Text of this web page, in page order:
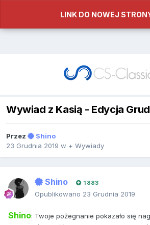
LINK DO NOWEJ
Wywiad z Kasią - Edycja
Przez
Shino
23 Grudnia 2019 w + Wywiady
Shino 1 883
Opublikowano 23 Grudnia 2019
Shino: Twoje pożegnanie pokazało się